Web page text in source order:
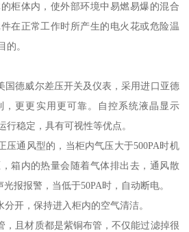
柜体内，使外部环境中易燃易爆的混合
在正常工作时所产生的电火花或危险温
的。
国德威尔差压开关及仪表，采用进口亚德
，更更实用更可靠。自控系统液晶显示
行稳定，具有可视性等优点。
压通风型的，当柜内气压大于500PA时机
箱内的热量会随着气体排出去，通风散
报报警，当低于50PA时，自动断电。
开，保持进入柜内的空气清洁。
，且材质都是紫铜布管，不仅能过滤掉很